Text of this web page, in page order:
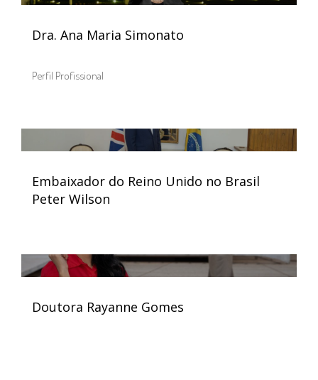
Dra. Ana Maria Simonato
Perfil Profissional
Embaixador do Reino Unido no Brasil
Peter Wilson
Doutora Rayanne Gomes